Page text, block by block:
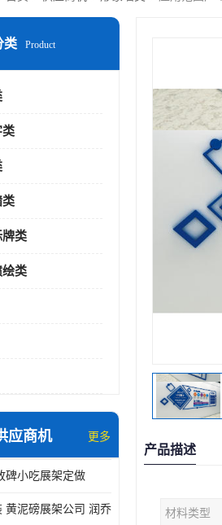
类 Product
类
类
牌类
绘类
应商机 更多
碑小吃展架定做
黄泥磅展架公司 润乔
产品描述
材料类型